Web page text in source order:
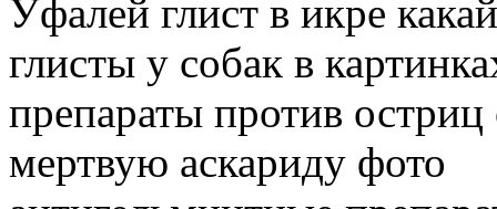
Уфалей глист в икре
глисты у собак в
препараты против
мертвую аскариду фото